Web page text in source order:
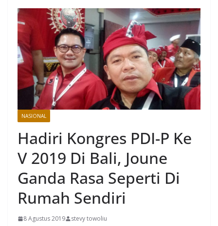
NASIONAL
Hadiri Kongres PDI-P Ke
V 2019 Di Bali, Joune
Ganda Rasa Seperti Di
Rumah Sendiri
8 Agustus 2019 stevy towoliu